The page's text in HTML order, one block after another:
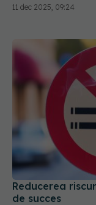
11 dec 2025, 09:24
Reducerea
de succes